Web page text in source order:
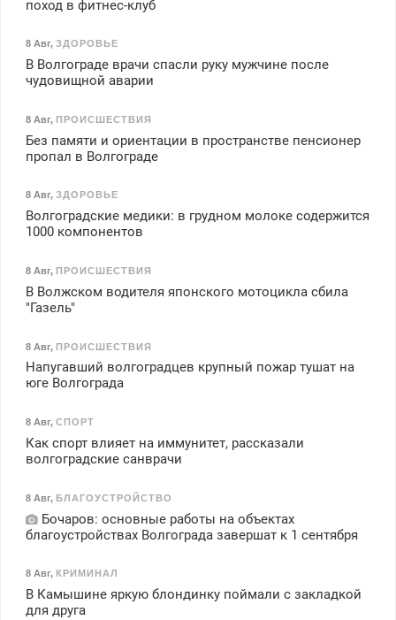
поход в фитнес-клуб
8 Авг, ЗДОРОВЬЕ
В Волгограде врачи спасли руку мужчине после
чудовищной аварии
8 Авг, ПРОИСШЕСТВИЯ
Без памяти и ориентации в пространстве пенсионер
пропал в Волгограде
8 Авг, ЗДОРОВЬЕ
Волгоградские медики: в грудном молоке содержится
1000 компонентов
8 Авг, ПРОИСШЕСТВИЯ
В Волжском водителя японского мотоцикла сбила
"Газель"
8 Авг, ПРОИСШЕСТВИЯ
Напугавший волгоградцев крупный пожар тушат на
юге Волгограда
8 Авг, СПОРТ
Как спорт влияет на иммунитет, рассказали
волгоградские санврачи
8 Авг, БЛАГОУСТРОЙСТВО
Бочаров: основные работы на объектах
благоустройствах Волгограда завершат к 1 сентября
8 Авг, КРИМИНАЛ
В Камышине яркую блондинку поймали с закладкой
для друга